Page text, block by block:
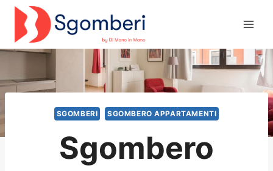
Salta
contenuto
SGOMBERI SGOMBERO APPARTAMENTI
Sgombero